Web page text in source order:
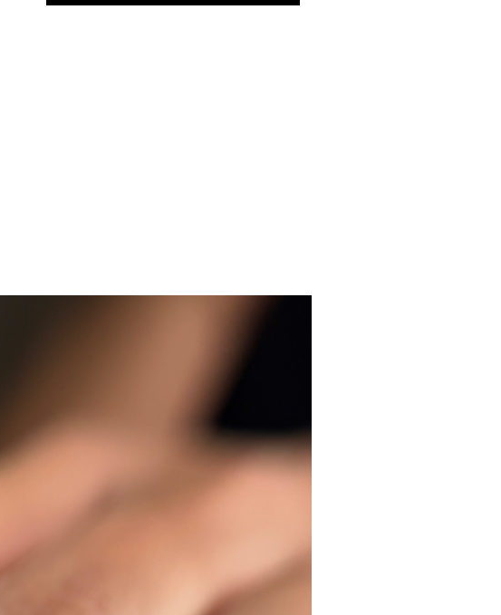
Suivi et évaluation des résultats:
Matin
10:00 partie théorique pendant 1h
11:00 pratique sur 1 ère modèle
Pendant la formation tout le matériel sera mis
à disposition. Les fournitures tels que cahiers
et stylos seront également distribués pour